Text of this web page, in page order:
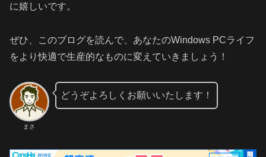
に嬉しいです。
ぜひ、このブログを読んで、あなたのWindows PCライフ
をより快適で生産的なものに変えていきましょう！
まさ
どうぞよろしくお願いいたします！